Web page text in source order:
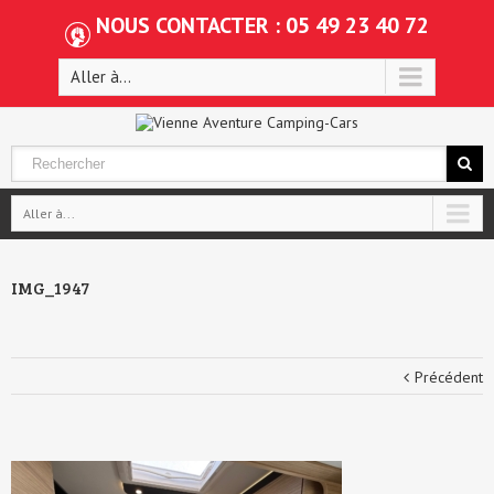
NOUS CONTACTER : 05 49 23 40 72
Aller à...
Aller à...
IMG_1947
Précédent